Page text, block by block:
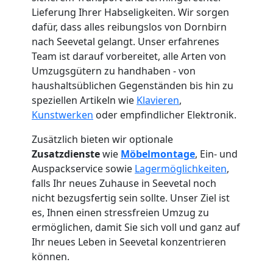
Lieferung Ihrer Habseligkeiten. Wir sorgen
dafür, dass alles reibungslos von Dornbirn
nach Seevetal gelangt. Unser erfahrenes
Team ist darauf vorbereitet, alle Arten von
Umzugsgütern zu handhaben - von
haushaltsüblichen Gegenständen bis hin zu
speziellen Artikeln wie Klavieren,
Kunstwerken oder empfindlicher Elektronik.
Zusätzlich bieten wir optionale
Zusatzdienstewie Möbelmontage, Ein- und
Auspackservice sowie Lagermöglichkeiten,
falls Ihr neues Zuhause in Seevetal noch
nicht bezugsfertig sein sollte. Unser Ziel ist
es, Ihnen einen stressfreien Umzug zu
ermöglichen, damit Sie sich voll und ganz auf
Ihr neues Leben in Seevetal konzentrieren
können.
Umzugshelfer
Dornbirn